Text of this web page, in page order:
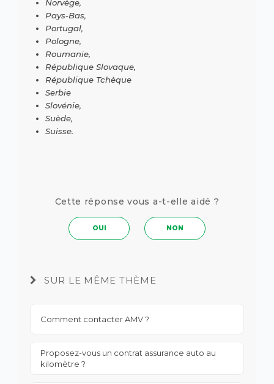
Norvège,
Pays-Bas,
Portugal,
Pologne,
Roumanie,
République Slovaque,
République Tchèque
Serbie
Slovénie,
Suède,
Suisse.
Cette réponse vous a-t-elle aidé ?
OUI NON
SUR LE MÊME THÈME
Comment contacter AMV ?
Proposez-vous un contrat assurance auto au
kilomètre ?